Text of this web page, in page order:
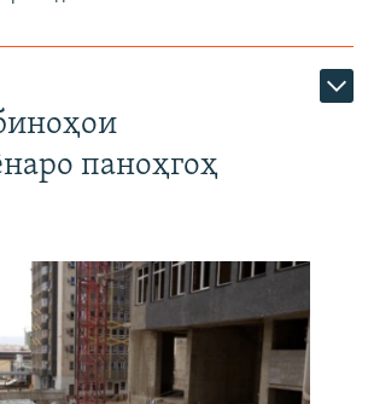
паноҳгоҳ